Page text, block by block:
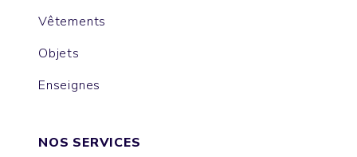
Vêtements
Objets
Enseignes
NOS SERVICES